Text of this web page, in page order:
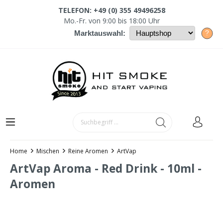
TELEFON: +49 (0) 355 49496258
Mo.-Fr. von 9:00 bis 18:00 Uhr
Marktauswahl: ?
Home Mischen Reine Aromen ArtVap
ArtVap Aroma - Red Drink - 10ml -
Aromen